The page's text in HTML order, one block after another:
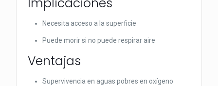
Necesita acceso a la superficie
Puede morir si no puede respirar aire
Ventajas
Supervivencia en aguas pobres en oxígeno